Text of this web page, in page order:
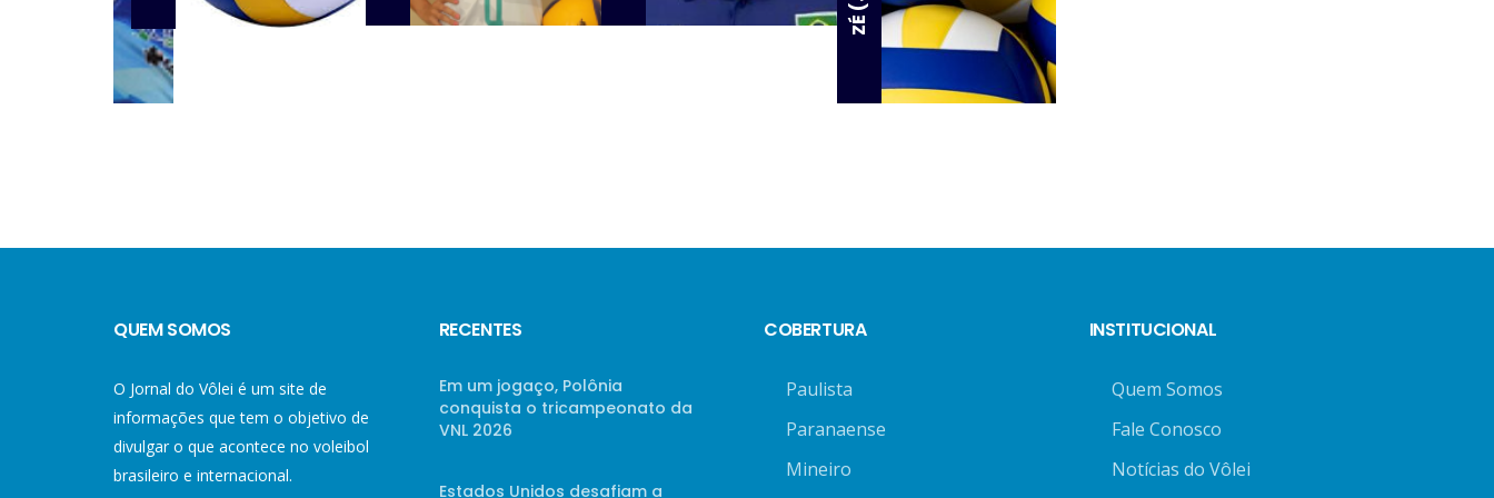
QUEM SOMOS
O Jornal do Vôlei é um site de
informações que tem o objetivo de
divulgar o que acontece no voleibol
brasileiro e internacional.
RECENTES
Em um jogaço, Polônia
conquista o tricampeonato da
VNL 2026
Estados Unidos desafiam a
COBERTURA
Paulista
Paranaense
Mineiro
INSTITUCIONAL
Quem Somos
Fale Conosco
Notícias do Vôlei